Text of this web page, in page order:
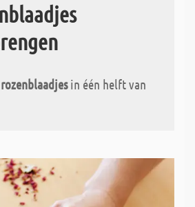
rozenblaadjesin één helft van